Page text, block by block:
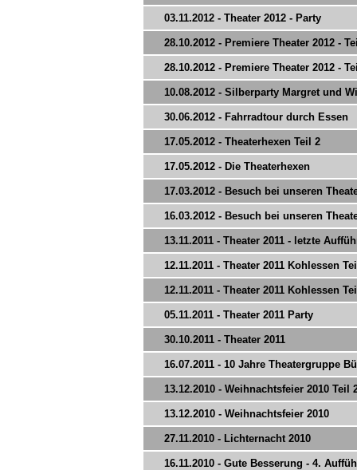
03.11.2012 - Theater 2012 - Party
28.10.2012 - Premiere Theater 2012 -
28.10.2012 - Premiere Theater 2012 -
10.08.2012 - Silberparty Margret und
30.06.2012 - Fahrradtour durch Essen
17.05.2012 - Theaterhexen Teil 2
17.05.2012 - Die Theaterhexen
17.03.2012 - Besuch bei unseren
16.03.2012 - Besuch bei unseren
13.11.2011 - Theater 2011 - letzte
12.11.2011 - Theater 2011 Kohlessen
12.11.2011 - Theater 2011 Kohlessen
05.11.2011 - Theater 2011 Party
30.10.2011 - Theater 2011
16.07.2011 - 10 Jahre Theatergruppe
13.12.2010 - Weihnachtsfeier 2010 Teil
13.12.2010 - Weihnachtsfeier 2010
27.11.2010 - Lichternacht 2010
16.11.2010 - Gute Besserung - 4.